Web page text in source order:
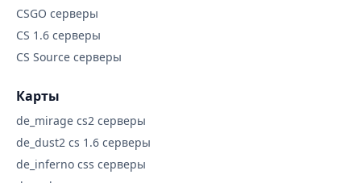
CSGO серверы
CS 1.6 серверы
CS Source серверы
Карты
de_mirage cs2 серверы
de_dust2 cs 1.6 серверы
de_inferno css серверы